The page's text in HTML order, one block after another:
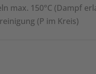
max. 150°C (Dampf
(P im Kreis)